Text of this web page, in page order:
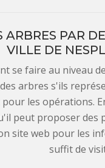
ARBRES PAR
VILLE DE
se faire au niveau
arbres s'ils
les opérations.
peut proposer des
site web pour les
suffit de